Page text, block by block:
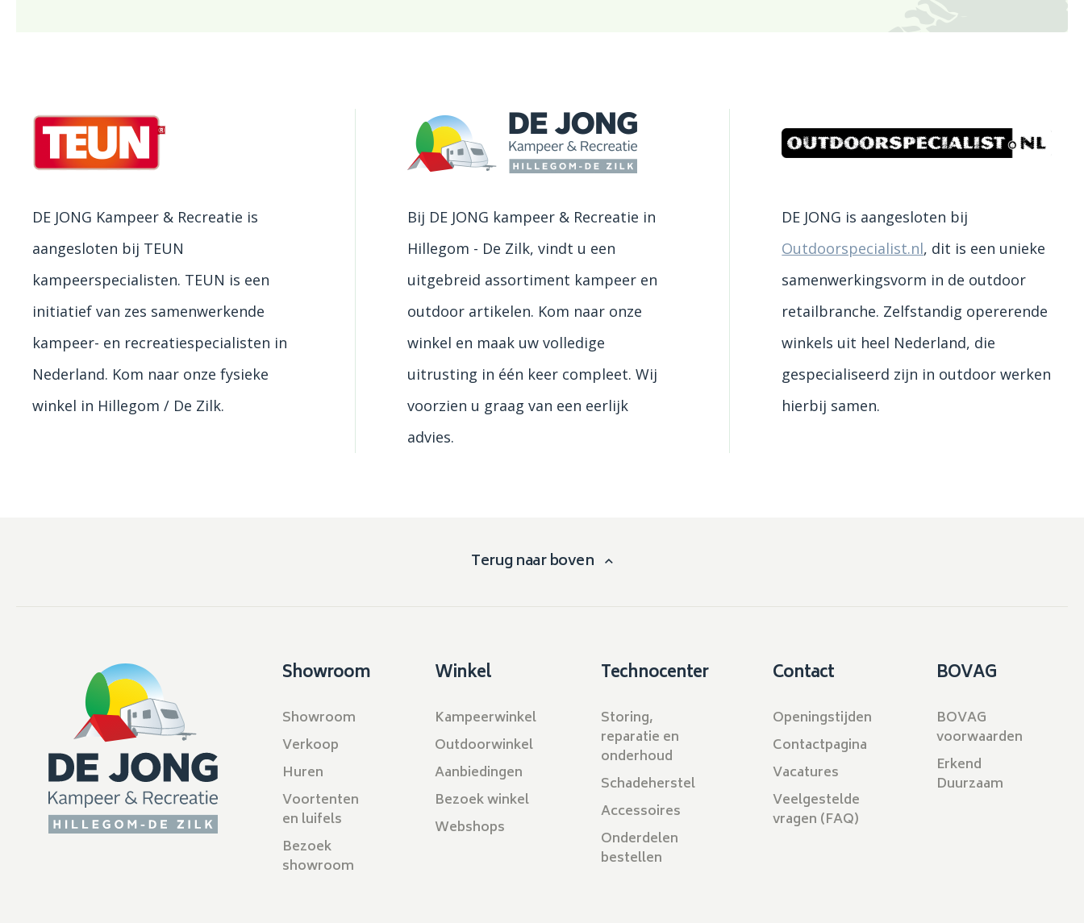
DE JONG Kampeer & Recreatie is
aangesloten bij TEUN
kampeerspecialisten. TEUN is een
initiatief van zes samenwerkende
kampeer- en recreatiespecialisten in
Nederland. Kom naar onze fysieke
winkel in Hillegom / De Zilk.
Bij DE JONG kampeer & Recreatie in
Hillegom - De Zilk, vindt u een
uitgebreid assortiment kampeer en
outdoor artikelen. Kom naar onze
winkel en maak uw volledige
uitrusting in één keer compleet. Wij
voorzien u graag van een eerlijk
advies.
DE JONG is aangesloten bij
Outdoorspecialist.nl, dit is een unieke
samenwerkingsvorm in de outdoor
retailbranche. Zelfstandig opererende
winkels uit heel Nederland, die
gespecialiseerd zijn in outdoor werken
hierbij samen.
Terug naar boven
Showroom
Showroom
Verkoop
Huren
Voortenten
en luifels
Bezoek
showroom
Winkel
Kampeerwinkel
Outdoorwinkel
Aanbiedingen
Bezoek winkel
Webshops
Technocenter
Storing,
reparatie en
onderhoud
Schadeherstel
Accessoires
Onderdelen
bestellen
Contact
Openingstijden
Contactpagina
Vacatures
Veelgestelde
vragen (FAQ)
BOVAG
BOVAG
voorwaarden
Erkend
Duurzaam